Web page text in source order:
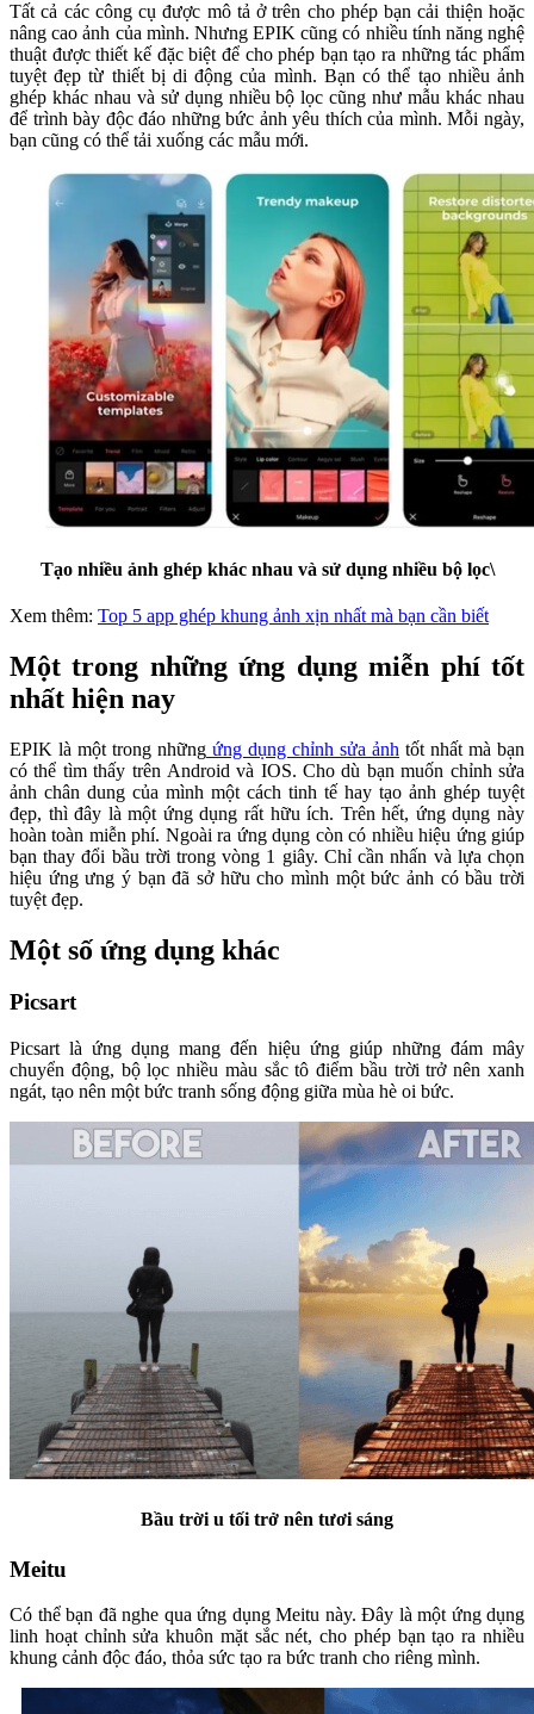
Tất cả các công cụ được mô tả ở trên cho phép bạn cải thiện hoặc
nâng cao ảnh của mình. Nhưng EPIK cũng có nhiều tính năng nghệ
thuật được thiết kế đặc biệt để cho phép bạn tạo ra những tác phẩm
tuyệt đẹp từ thiết bị di động của mình. Bạn có thể tạo nhiều ảnh
ghép khác nhau và sử dụng nhiều bộ lọc cũng như mẫu khác nhau
để trình bày độc đáo những bức ảnh yêu thích của mình. Mỗi ngày,
bạn cũng có thể tải xuống các mẫu mới.
Tạo nhiều ảnh ghép khác nhau và sử dụng nhiều bộ lọc\
Xem thêm: Top 5 app ghép khung ảnh xịn nhất mà bạn cần biết
Một trong những ứng dụng miễn phí tốt
nhất hiện nay
EPIK là một trong những ứng dụng chỉnh sửa ảnh tốt nhất mà bạn
có thể tìm thấy trên Android và IOS. Cho dù bạn muốn chỉnh sửa
ảnh chân dung của mình một cách tinh tế hay tạo ảnh ghép tuyệt
đẹp, thì đây là một ứng dụng rất hữu ích. Trên hết, ứng dụng này
hoàn toàn miễn phí. Ngoài ra ứng dụng còn có nhiều hiệu ứng giúp
bạn thay đổi bầu trời trong vòng 1 giây. Chỉ cần nhấn và lựa chọn
hiệu ứng ưng ý bạn đã sở hữu cho mình một bức ảnh có bầu trời
tuyệt đẹp.
Một số ứng dụng khác
Picsart
Picsart là ứng dụng mang đến hiệu ứng giúp những đám mây
chuyển động, bộ lọc nhiều màu sắc tô điểm bầu trời trở nên xanh
ngát, tạo nên một bức tranh sống động giữa mùa hè oi bức.
Bầu trời u tối trở nên tươi sáng
Meitu
Có thể bạn đã nghe qua ứng dụng Meitu này. Đây là một ứng dụng
linh hoạt chỉnh sửa khuôn mặt sắc nét, cho phép bạn tạo ra nhiều
khung cảnh độc đáo, thỏa sức tạo ra bức tranh cho riêng mình.